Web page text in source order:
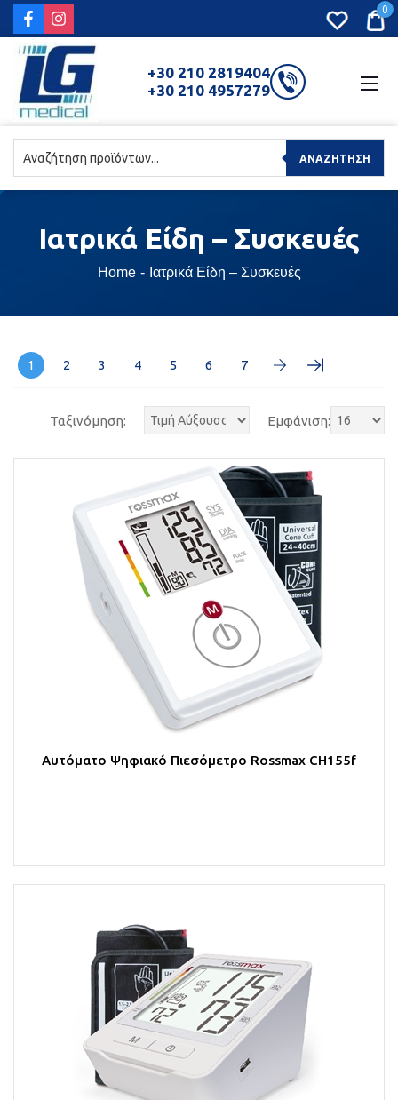
0
+30 210 2819404
+30 210 4957279
ΑΝΑΖΉΤΗΣΗ
Ιατρικά Είδη – Συσκευές
Home Ιατρικά Είδη – Συσκευές
1 2 3 4 5 6 7
Ταξινόμηση: Εμφάνιση:
Αυτόματο Ψηφιακό Πιεσόμετρο Rossmax CH155f